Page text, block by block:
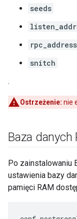
seeds
rpc_address
snitch
.
Ostrzeżenie: nie
Baza danych
Po zainstalowaniu
ustawienia bazy
pamięci RAM